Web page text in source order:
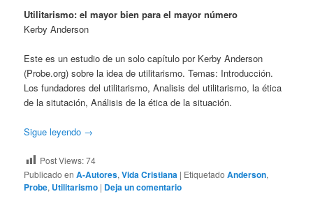
Utilitarismo: el mayor bien para el mayor número
Kerby Anderson
Este es un estudio de un solo capítulo por Kerby Anderson
(Probe.org) sobre la idea de utilitarismo. Temas: Introducción.
Los fundadores del utilitarismo, Analisis del utilitarismo, la ética
de la situtación, Análisis de la ética de la situación.
Sigue leyendo →
Post Views:74
Publicado en A-Autores,Vida Cristiana | Etiquetado Anderson,
Probe, Utilitarismo | Deja un comentario